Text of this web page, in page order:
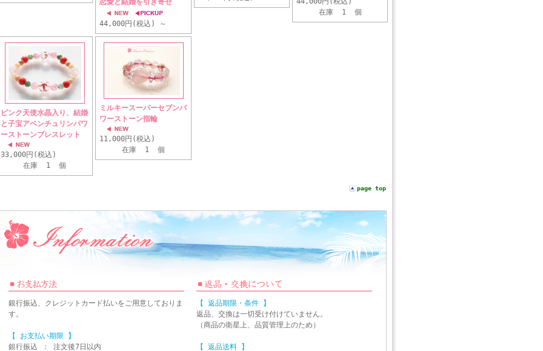
恋愛と結婚を引き寄せ
44,000円(税込) ～
在庫 1 個
ピンク天使水晶入り、結婚
と子宝アベンチュリンパワ
ーストーンブレスレット
33,000円(税込)
在庫 1 個
ミルキースーパーセブンパ
ワーストーン指輪
11,000円(税込)
在庫 1 個
page top
銀行振込、クレジットカード払いをご用意しておりま
す。
【 お支払い期限 】
銀行振込 ： 注文後7日以内
【 返品期限・条件 】
返品、交換は一切受け付けていません。
（商品の衛星上、品質管理上のため）
【 返品送料 】